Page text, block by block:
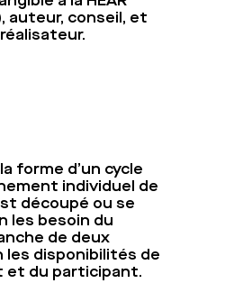
auteur, conseil, et
forme d’un cycle
individuel de
découpé ou se
les besoin du
de deux
les disponibilités de
et du participant.